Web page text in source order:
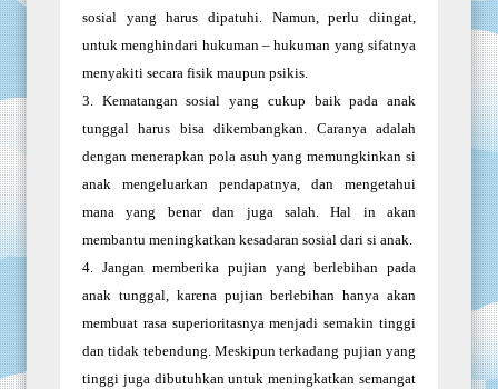
sosial yang harus dipatuhi. Namun, perlu diingat,
untuk menghindari hukuman – hukuman yang sifatnya
menyakiti secara fisik maupun psikis.
3. Kematangan sosial yang cukup baik pada anak
tunggal harus bisa dikembangkan. Caranya adalah
dengan menerapkan pola asuh yang memungkinkan si
anak mengeluarkan pendapatnya, dan mengetahui
mana yang benar dan juga salah. Hal in akan
membantu meningkatkan kesadaran sosial dari si anak.
4. Jangan memberika pujian yang berlebihan pada
anak tunggal, karena pujian berlebihan hanya akan
membuat rasa superioritasnya menjadi semakin tinggi
dan tidak tebendung. Meskipun terkadang pujian yang
tinggi juga dibutuhkan untuk meningkatkan semangat